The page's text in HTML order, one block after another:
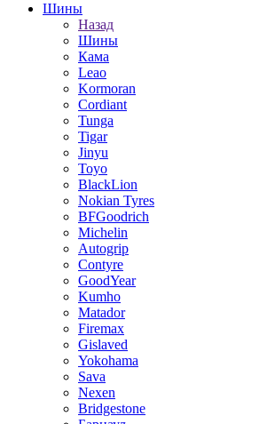
Шины
Назад
Шины
Кама
Leao
Kormoran
Cordiant
Tunga
Tigar
Jinyu
Toyo
BlackLion
Nokian Tyres
BFGoodrich
Michelin
Autogrip
Contyre
GoodYear
Kumho
Matador
Firemax
Gislaved
Yokohama
Sava
Nexen
Bridgestone